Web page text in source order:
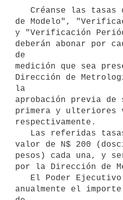
de Modelo",
y "Verificación
deberán abonar por
de
medición que sea
Dirección de
la
aprobación previa de
primera y ulteriores
respectivamente.
valor de N$ 200
pesos) cada una, y
por la Dirección de
anualmente el